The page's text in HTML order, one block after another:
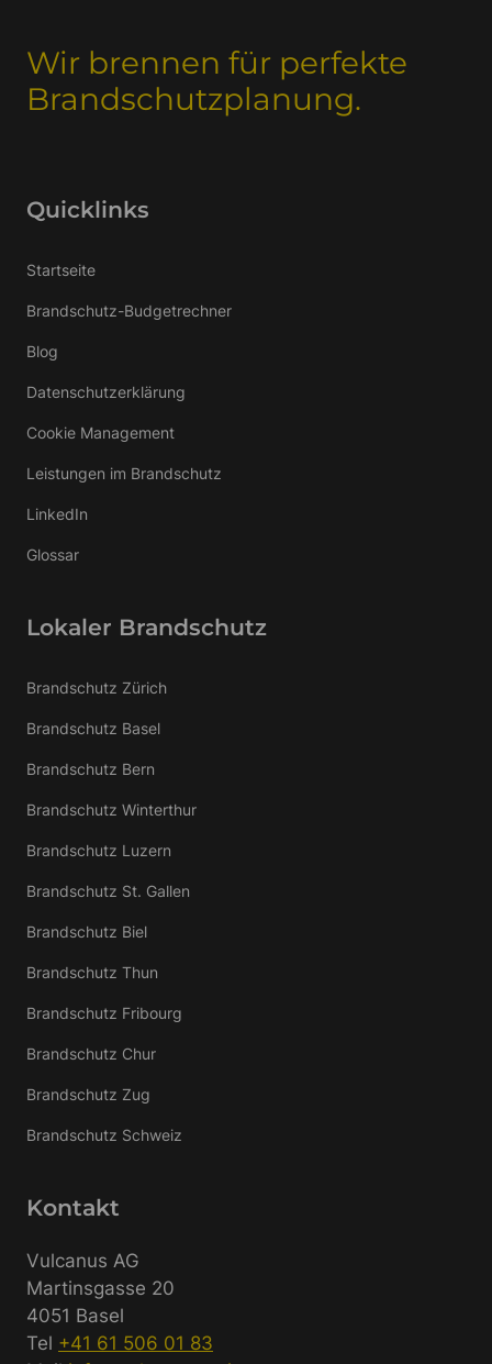
Wir brennen für perfekte
Brandschutzplanung.
Quicklinks
Startseite
Brandschutz-Budgetrechner
Blog
Datenschutzerklärung
Cookie Management
Leistungen im Brandschutz
LinkedIn
Glossar
Lokaler Brandschutz
Brandschutz Zürich
Brandschutz Basel
Brandschutz Bern
Brandschutz Winterthur
Brandschutz Luzern
Brandschutz St. Gallen
Brandschutz Biel
Brandschutz Thun
Brandschutz Fribourg
Brandschutz Chur
Brandschutz Zug
Brandschutz Schweiz
Kontakt
Vulcanus AG
Martinsgasse 20
4051 Basel
Tel +41 61 506 01 83